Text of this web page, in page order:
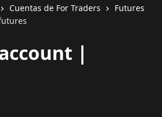
Cuentas de For Traders
Futures
|